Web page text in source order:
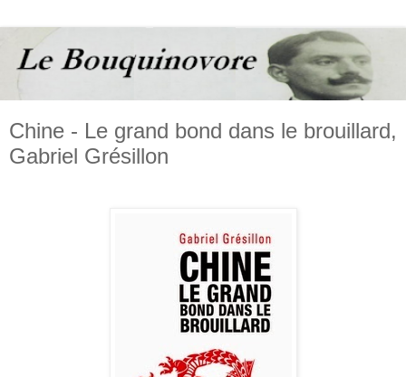
Chine - Le grand bond dans le brouillard,
Gabriel Grésillon